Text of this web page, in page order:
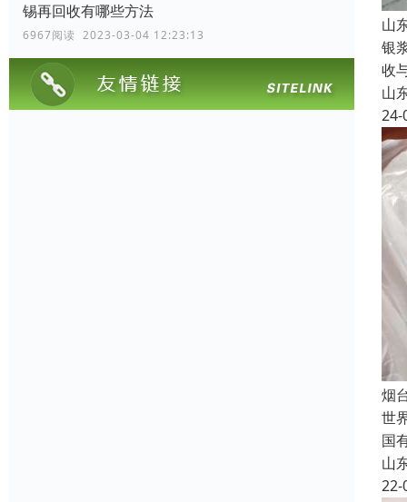
锡再回收有哪些方法
6967阅读 2023-03-04 12:23:13
山
银
收
山
24-
烟
世
国
山
22-